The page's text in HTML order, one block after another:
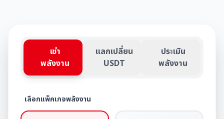
เช่า
พลังงาน
แลกเปลี่ยน
USDT
ประเมิน
พลังงาน
เลือกแพ็คเกจพลังงาน